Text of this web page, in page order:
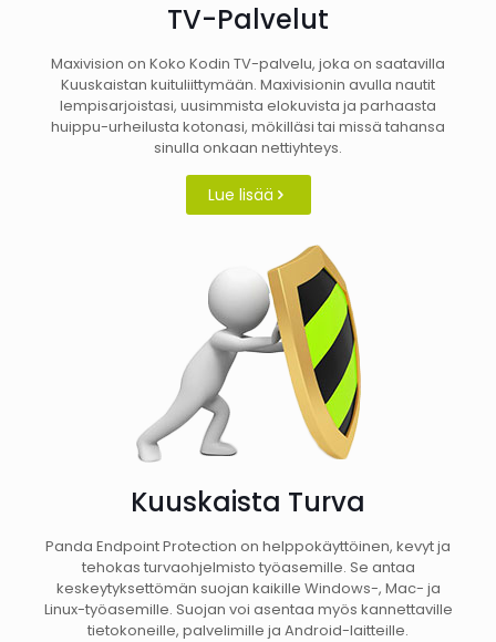
TV-Palvelut
Maxivision on Koko Kodin TV-palvelu, joka on saatavilla
Kuuskaistan kuituliittymään. Maxivisionin avulla nautit
lempisarjoistasi, uusimmista elokuvista ja parhaasta
huippu-urheilusta kotonasi, mökilläsi tai missä tahansa
sinulla onkaan nettiyhteys.
Lue lisää
Kuuskaista Turva
Panda Endpoint Protection on helppokäyttöinen, kevyt ja
tehokas turvaohjelmisto työasemille. Se antaa
keskeytyksettömän suojan kaikille Windows-, Mac- ja
Linux-työasemille. Suojan voi asentaa myös kannettaville
tietokoneille, palvelimille ja Android-laitteille.